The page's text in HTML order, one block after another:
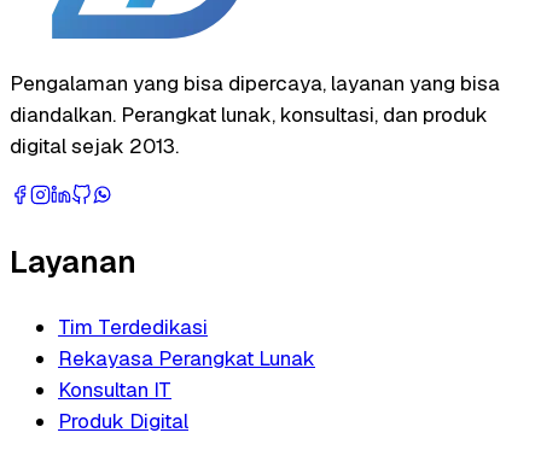
Pengalaman yang bisa dipercaya, layanan yang bisa
diandalkan. Perangkat lunak, konsultasi, dan produk
digital sejak 2013.
Layanan
Tim Terdedikasi
Rekayasa Perangkat Lunak
Konsultan IT
Produk Digital